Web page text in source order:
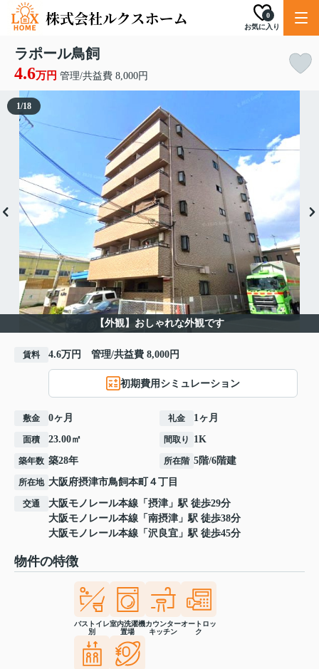
お気に入り
0
ラポール鳥飼
4.6万円 管理/共益費 8,000円
【外観】おしゃれな外観です
1/18
賃料 4.6万円 管理/共益費 8,000円
初期費用シミュレーション
敷金 0ヶ月 礼金 1ヶ月
面積 23.00㎡ 間取り 1K
築年数 築28年 所在階 5階/6階建
所在地 大阪府摂津市鳥飼本町 ４丁目
交通 大阪モノレール本線 「 摂津 」駅 徒歩29分
大阪モノレール本線 「 南摂津 」駅 徒歩38分
大阪モノレール本線 「 沢良宜 」駅 徒歩45分
物件の特徴
バストイレ
別
室内洗濯機
置場
カウンター
キッチン
オートロッ
ク